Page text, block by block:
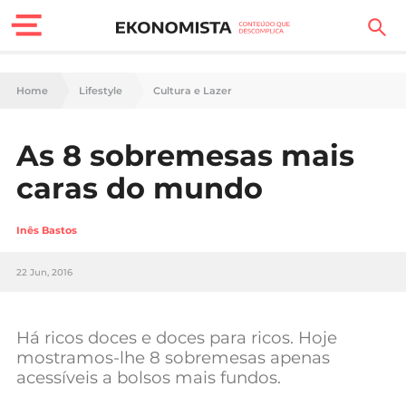
Finanças Pessoais
Carreira
Tecnologia
Negócios
Home Lifestyle Cultura e Lazer
As 8 sobremesas mais
caras do mundo
Inês Bastos
22 Jun, 2016
Há ricos doces e doces para ricos. Hoje
mostramos-lhe 8 sobremesas apenas
acessíveis a bolsos mais fundos.